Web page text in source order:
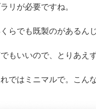
リが必要ですね。
らでも既製のがあるん
もいいので、とりあえ
ではミニマルで。こん